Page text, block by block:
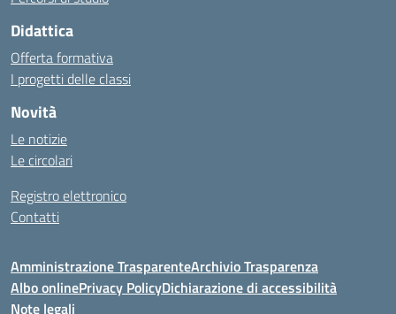
Didattica
Offerta formativa
I progetti delle classi
Novità
Le notizie
Le circolari
Registro elettronico
Contatti
Amministrazione TrasparenteArchivio Trasparenza
Albo onlinePrivacy PolicyDichiarazione di accessibilità
Note legali